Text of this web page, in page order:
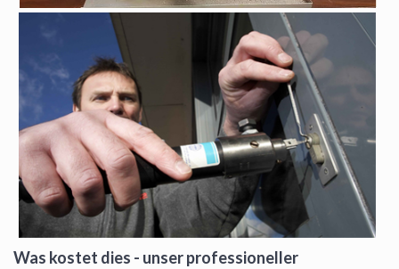
Was kostet dies - unser professioneller